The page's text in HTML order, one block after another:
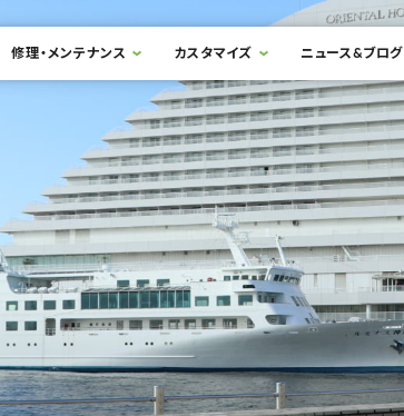
修理・メンテナンス カスタマイズ ニュース&ブログ